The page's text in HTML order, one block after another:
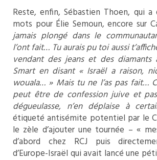
Reste, enfin, Sébastien Thoen, qui a
mots pour Élie Semoun, encore sur
jamais plongé dans le
l’ont fait… Tu aurais pu toi aussi
vendant des jeans et des diamants
Smart en disant « Israël a raison,
wouala… » Mais tu ne l’as pas fait…
peut être de confession juive et
dégueulasse, n’en déplaise à
étiqueté antisémite potentiel par le
le zèle d’ajouter une tournée – «
d’abord chez RCJ puis
d’Europe-Israël qui avait lancé une